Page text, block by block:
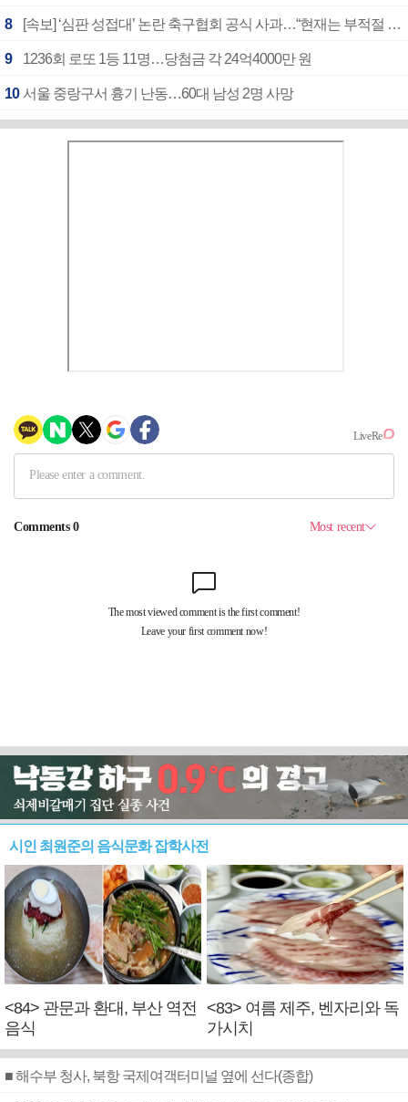
8 [속보] ‘심판 성접대’ 논란 축구협회 공식 사과…“현재는 부적절 행위 없어”
9 1236회 로또 1등 11명…당첨금 각 24억4000만 원
10 서울 중랑구서 흉기 난동…60대 남성 2명 사망
시인 최원준의 음식문화 잡학사전
<84> 관문과 환대, 부산 역전
음식
<83> 여름 제주, 벤자리와 독
가시치
■ 해수부 청사, 북항 국제여객터미널 옆에 선다(종합)